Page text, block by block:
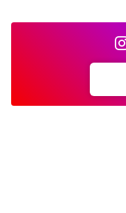
BROOKLYN WORKS
カトラリー
アクセサリー
湯たんぽ
斧、鉈
バーナー／ストーブ
カトラリー
コンテナ、ギアケース
アクセサリー